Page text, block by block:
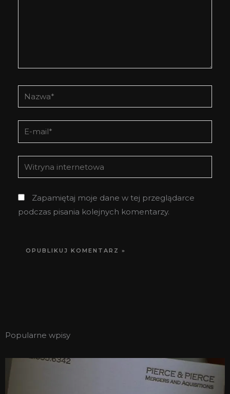
Nazwa*
E-
mail*
Witryna
internetowa
Zapamiętaj moje dane w tej przeglądarce
podczas pisania kolejnych komentarzy.
Popularne wpisy